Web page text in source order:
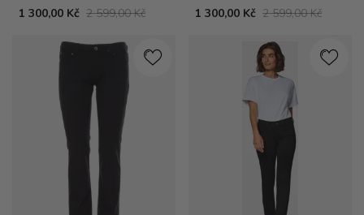
1 300,00 Kč 2 599,00 Kč
1 300,00 Kč 2 599,00 Kč